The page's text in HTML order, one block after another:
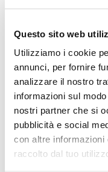
Questo sito web
Utilizziamo i cookie
annunci, per fornire
analizzare il nostro
informazioni sul
nostri partner che si
pubblicità e social
con altre informazioni
raccolto dal tuo
VINCE
Blitz in Campania
di Carbone
Sbravati
Ottavo centro in
formazione
Qualche rischio
partenopei